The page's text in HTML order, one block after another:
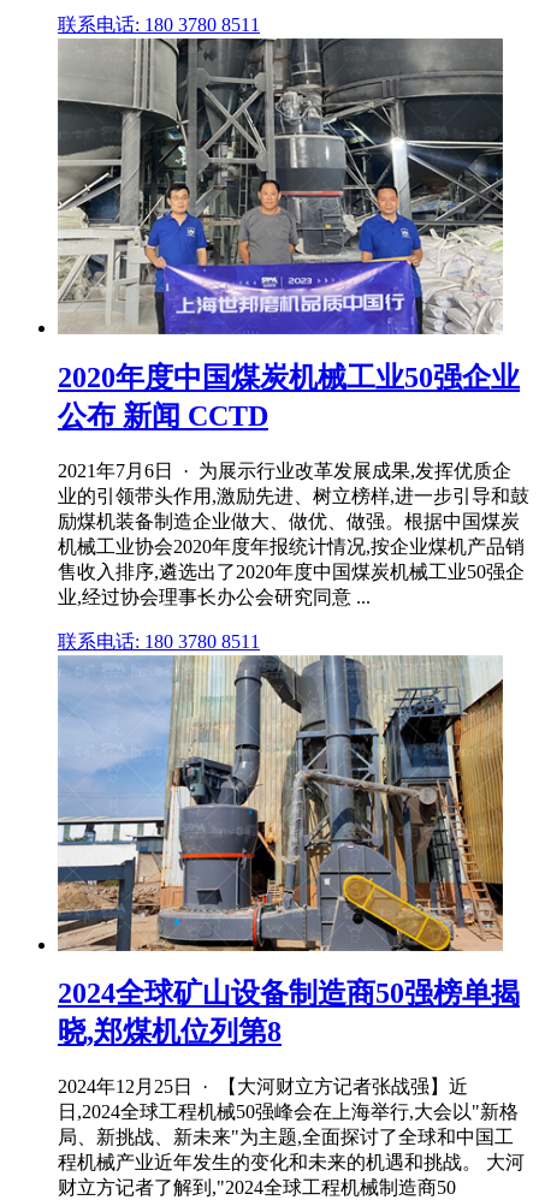
联系电话: 180 3780 8511
2020年度中国煤炭机械工业50强企业
公布 新闻 CCTD
2021年7月6日 · 为展示行业改革发展成果,发挥优质企
业的引领带头作用,激励先进、树立榜样,进一步引导和鼓
励煤机装备制造企业做大、做优、做强。根据中国煤炭
机械工业协会2020年度年报统计情况,按企业煤机产品销
售收入排序,遴选出了2020年度中国煤炭机械工业50强企
业,经过协会理事长办公会研究同意 ...
联系电话: 180 3780 8511
2024全球矿山设备制造商50强榜单揭
晓,郑煤机位列第8
2024年12月25日 · 【大河财立方记者张战强】近
日,2024全球工程机械50强峰会在上海举行,大会以"新格
局、新挑战、新未来"为主题,全面探讨了全球和中国工
程机械产业近年发生的变化和未来的机遇和挑战。 大河
财立方记者了解到,"2024全球工程机械制造商50